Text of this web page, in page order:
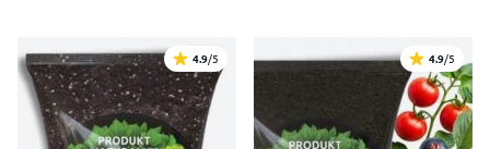
4.9/5 4.9/5